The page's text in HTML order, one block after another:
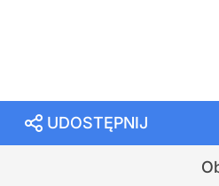
UDOSTĘPNIJ